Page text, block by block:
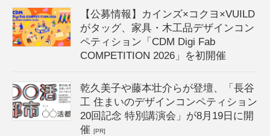
【公募情報】カインズ×コクヨ×VUILD
がタッグ、家具・木工品デザインコン
ペティション「CDM Digi Fab
COMPETITION 2026」を初開催
乾久美子や藤本壮介らが登壇、「長谷
工 住まいのデザインコンペティション
20回記念 特別講演会」が8月19日に開
催[PR]